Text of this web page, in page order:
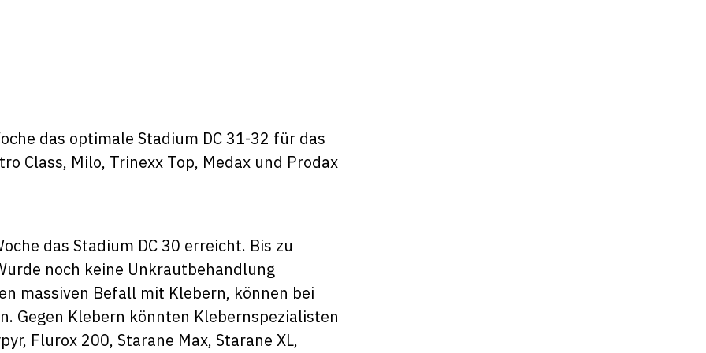
das optimale Stadium DC 31-32 für das
Class, Milo, Trinexx Top, Medax und Prodax
das Stadium DC 30 erreicht. Bis zu
noch keine Unkrautbehandlung
massiven Befall mit Klebern, können bei
Gegen Klebern könnten Klebernspezialisten
Flurox 200, Starane Max, Starane XL,